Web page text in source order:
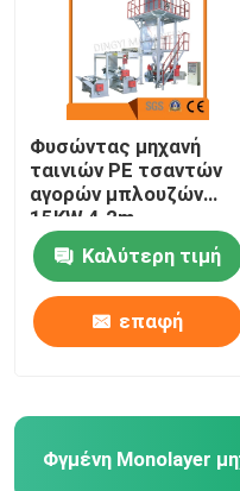
Φυσώντας μηχανή
ταινιών PE τσαντών
αγορών μπλουζών
15KW 4.2m
Καλύτερη τιμή
επαφή
Φγμένη Monolayer